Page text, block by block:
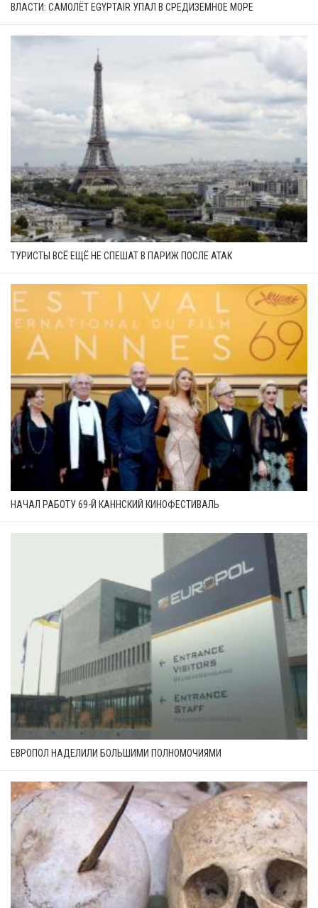
ВЛАСТИ: САМОЛЁТ EGYPTAIR УПАЛ В СРЕДИЗЕМНОЕ МОРЕ
ТУРИСТЫ ВСЁ ЕЩЁ НЕ СПЕШАТ В ПАРИЖ ПОСЛЕ АТАК
НАЧАЛ РАБОТУ 69-Й КАННСКИЙ КИНОФЕСТИВАЛЬ
ЕВРОПОЛ НАДЕЛИЛИ БОЛЬШИМИ ПОЛНОМОЧИЯМИ